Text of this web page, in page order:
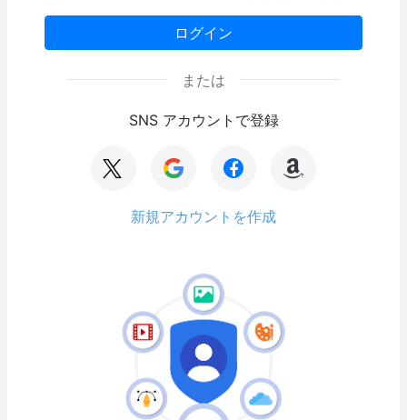
ログイン
または
SNS アカウントで登録
新規アカウントを作成